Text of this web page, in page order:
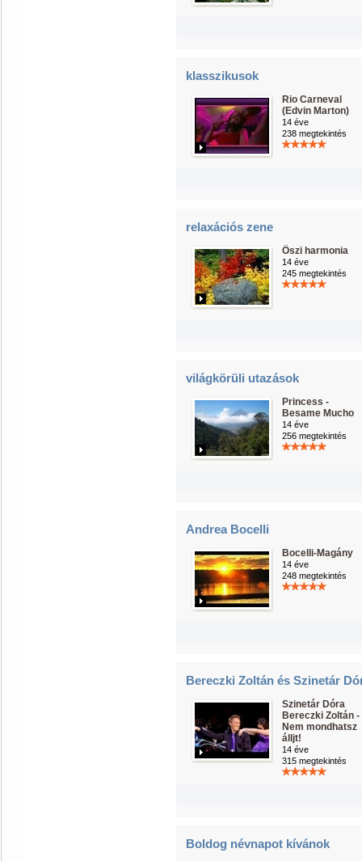
klasszikusok
Rio Carneval
(Edvin Marton)
14 éve
238 megtekintés
relaxációs zene
Öszi harmonia
14 éve
245 megtekintés
világkörüli utazások
Princess -
Besame Mucho
14 éve
256 megtekintés
Andrea Bocelli
Bocelli-Magány
14 éve
248 megtekintés
Bereczki Zoltán és Szinetár
Szinetár Dóra
Bereczki Zoltán -
Nem mondhatsz
álljt!
14 éve
315 megtekintés
Boldog névnapot kívánok